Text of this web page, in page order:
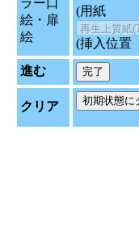
絵・扉
絵
(用紙
(挿入位置
進む
クリア